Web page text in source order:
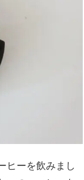
ヒーを飲みまし